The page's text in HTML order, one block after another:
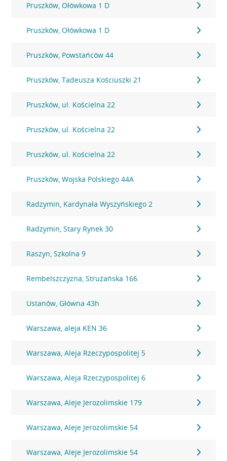
Pruszków, Ołówkowa 1 D
Pruszków, Ołówkowa 1 D
Pruszków, Powstańców 44
Pruszków, Tadeusza Kościuszki 21
Pruszków, ul. Kościelna 22
Pruszków, ul. Kościelna 22
Pruszków, ul. Kościelna 22
Pruszków, Wojska Polskiego 44A
Radzymin, Kardynała Wyszyńskiego 2
Radzymin, Stary Rynek 30
Raszyn, Szkolna 9
Rembelszczyzna, Strużańska 166
Ustanów, Główna 43h
Warszawa, aleja KEN 36
Warszawa, Aleja Rzeczypospolitej 5
Warszawa, Aleja Rzeczypospolitej 6
Warszawa, Aleje Jerozolimskie 179
Warszawa, Aleje Jerozolimskie 54
Warszawa, Aleje Jerozolimskie 54